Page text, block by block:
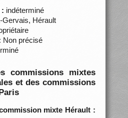
: indéterminé
Gervais, Hérault
Non précisé
commissions mixtes
et des commissions
mixte Hérault :